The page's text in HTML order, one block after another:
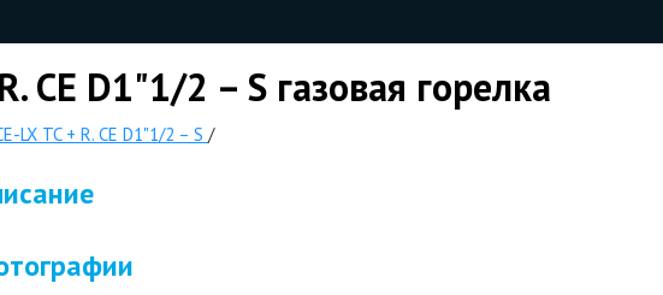
CE D1"1/2 – S газовая горелка
LX TC + R. CE D1"1/2 – S /